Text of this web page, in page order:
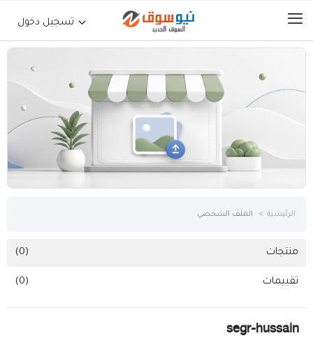
تسجيل دخول
الرئيسية
جوالات أجهزة لوحية
أثاث وديكورات
خدمات
الرئيسية الملف الشخصي
منتجات (0)
تقييمات (0)
segr-hussain